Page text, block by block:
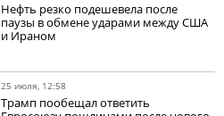
Нефть резко подешевела после
паузы в обмене ударами между США
и Ираном
25 июля, 12:58
Трамп пообещал ответить